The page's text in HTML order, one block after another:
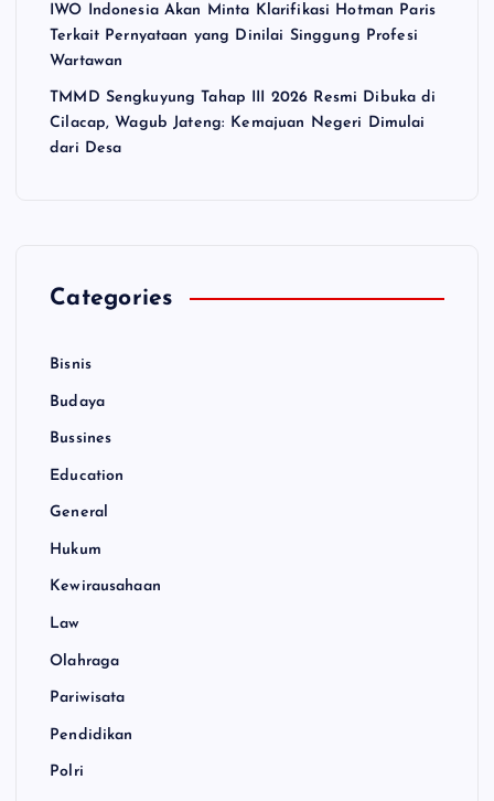
IWO Indonesia Akan Minta Klarifikasi Hotman Paris
Terkait Pernyataan yang Dinilai Singgung Profesi
Wartawan
TMMD Sengkuyung Tahap III 2026 Resmi Dibuka di
Cilacap, Wagub Jateng: Kemajuan Negeri Dimulai
dari Desa
Categories
Bisnis
Budaya
Bussines
Education
General
Hukum
Kewirausahaan
Law
Olahraga
Pariwisata
Pendidikan
Polri